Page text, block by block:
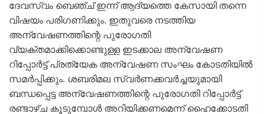
ദേവസ്വം ബെഞ്ച് ഇന്ന് ആദ്യത്തെ കേസായി തന്നെ
വിഷയം പരിഗണിക്കും. ഇതുവരെ നടത്തിയ
അന്വേഷണത്തിന്റെ പുരോഗതി
വ്യക്തമാക്കിക്കൊണ്ടുള്ള ഇടക്കാല അന്വേഷണ
റിപ്പോര്‍ട്ട് പ്രത്യേക അന്വേഷണ സംഘം കോടതിയില്‍
സമര്‍പ്പിക്കും. ശബരിമല സ്വര്‍ണക്കവര്‍ച്ചയുമായി
ബന്ധപ്പെട്ട അന്വേഷണത്തിന്റെ പുരോഗതി റിപ്പോര്‍ട്ട്
രണ്ടാഴ്ച കൂടുമ്പോള്‍ അറിയിക്കണമെന്ന് ഹൈക്കോടതി